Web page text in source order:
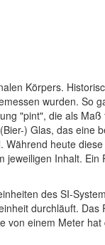
Körpers.
wurden. So
"pint", die als
) Glas, das eine
heute
Inhalt.
des SI-
durchläuft.
von einem Meter